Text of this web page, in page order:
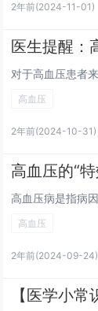
2年前(2024-11-01)
高血压
2年前(2024-10-31)
高血压
2年前(2024-09-24)